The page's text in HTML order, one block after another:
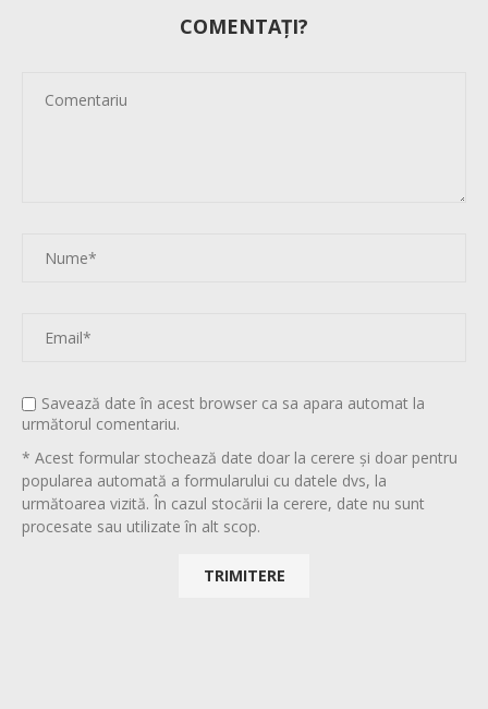
COMENTAȚI?
Savează date în acest browser ca sa apara automat la
următorul comentariu.
* Acest formular stochează date doar la cerere și doar pentru
popularea automată a formularului cu datele dvs, la
următoarea vizită. În cazul stocării la cerere, date nu sunt
procesate sau utilizate în alt scop.